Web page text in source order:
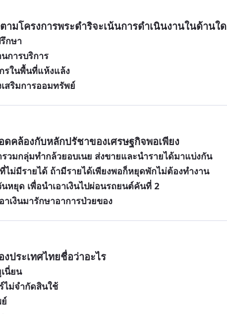
มโครงการพระดำริจะเน้นการดำเนินงานในด้านใด
กษา
การบริการ
รในพื้นที่แห้งแล้ง
เสริมการออมทรัพย์
คล้องกับหลักปรัชาของเศรษฐกิจพอเพียง
วมกลุ่มทำกล้วยอบเนย ส่งขายและนำรายได้มาแบ่งกัน
ไม่มีรายได้ ถ้ามีรายได้เพียงพอก็หยุดพักไม่ต้องทำงาน
หยุด เพื่อนำเอาเงินไปผ่อนรถยนต์คันที่ 2
าเงินมารักษาอาการป่วยของ
ประเทศไทยชื่อว่าอะไร
นี่ยน
ม่จำกัดสินใช้